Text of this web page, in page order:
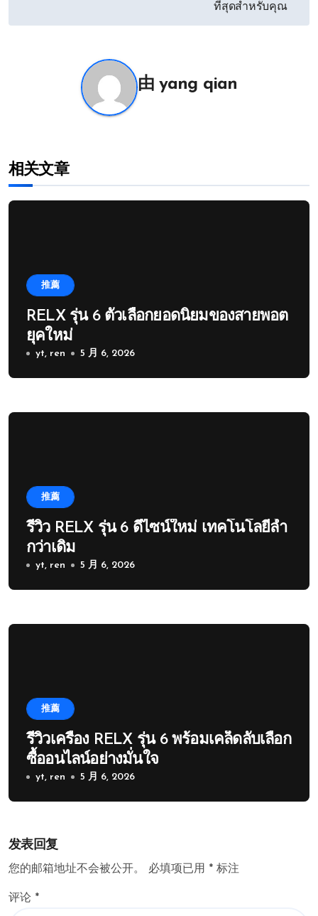
ที่สุดสำหรับคุณ
由yang qian
相关文章
推薦
RELX รุ่น 6 ตัวเลือกยอดนิยมของสายพอต
ยุคใหม่
yt, ren 5 月 6, 2026
推薦
รีวิว RELX รุ่น 6 ดีไซน์ใหม่ เทคโนโลยีล้ำ
กว่าเดิม
yt, ren 5 月 6, 2026
推薦
รีวิวเครื่อง RELX รุ่น 6 พร้อมเคล็ดลับเลือก
ซื้ออนไลน์อย่างมั่นใจ
yt, ren 5 月 6, 2026
发表回复
您的邮箱地址不会被公开。 必填项已用 * 标注
评论 *